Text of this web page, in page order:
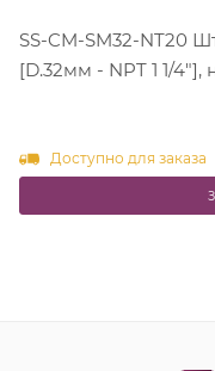
SS-CM-SM32-NT20
[D.32мм - NPT 1 1/4"],
Доступно для заказа